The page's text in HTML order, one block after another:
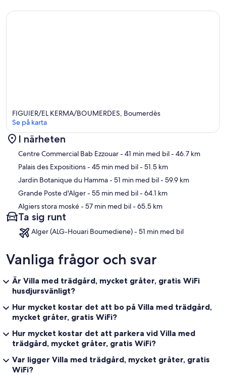
Karta
FIGUIER/EL KERMA/BOUMERDES, Boumerdès
Se på karta
I närheten
Centre Commercial Bab Ezzouar- 41 min med bil- 46.7 km
Palais des Expositions- 45 min med bil- 51.5 km
Jardin Botanique du Hamma- 51 min med bil- 59.9 km
Grande Poste d'Alger- 55 min med bil- 64.1 km
Algiers stora moské- 57 min med bil- 65.5 km
Ta sig runt
Alger (ALG-Houari Boumediene) - 51 min med bil
Vanliga frågor och svar
Är Villa med trädgård, mycket gråter, gratis WiFi
husdjursvänligt?
Hur mycket kostar det att bo på Villa med trädgård,
mycket gråter, gratis WiFi?
Hur mycket kostar det att parkera vid Villa med
trädgård, mycket gråter, gratis WiFi?
Var ligger Villa med trädgård, mycket gråter, gratis
WiFi?